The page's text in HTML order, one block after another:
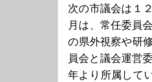
次の市議会は１
月は、常任委員
の県外視察や研
員会と議会運営
年より所属して